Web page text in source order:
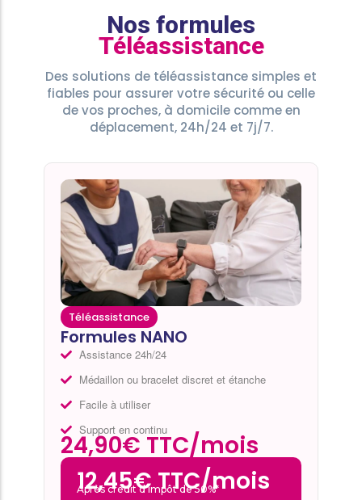
Nos formules
Téléassistance
Des solutions de téléassistance simples et
fiables pour assurer votre sécurité ou celle
de vos proches, à domicile comme en
déplacement, 24h/24 et 7j/7.
Téléassistance
Formules NANO
Assistance 24h/24
Médaillon ou bracelet discret et étanche
Facile à utiliser
Support en continu
24,90€ TTC/mois
12,45€ TTC/mois
Après crédit d’impôt de 50%*